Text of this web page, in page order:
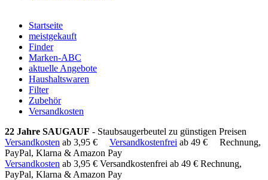
Startseite
meistgekauft
Finder
Marken-ABC
aktuelle Angebote
Haushaltswaren
Filter
Zubehör
Versandkosten
22 Jahre SAUGAUF - Staubsaugerbeutel zu günstigen Preisen
Versandkosten ab 3,95 € Versandkostenfrei ab 49 €
Rechnung,
PayPal, Klarna & Amazon Pay
Versandkosten ab 3,95 € Versandkostenfrei ab 49 € Rechnung,
PayPal, Klarna & Amazon Pay